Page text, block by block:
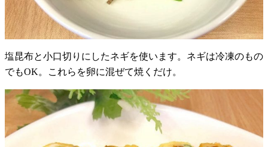
塩昆布と小口切りにしたネギを使います。ネギは冷凍のもの
でもOK。これらを卵に混ぜて焼くだけ。